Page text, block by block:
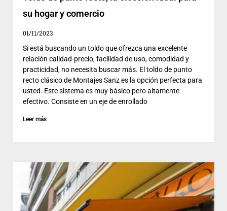
su hogar y comercio
01/11/2023
Si está buscando un toldo que ofrezca una excelente
relación calidad-precio, facilidad de uso, comodidad y
practicidad, no necesita buscar más. El toldo de punto
recto clásico de Montajes Sanz es la opción perfecta para
usted. Este sistema es muy básico pero altamente
efectivo. Consiste en un eje de enrollado
Leer más